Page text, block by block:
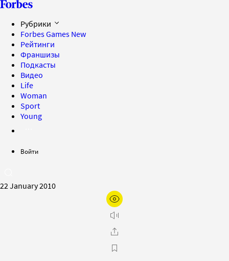
Рубрики
Forbes Games New
Рейтинги
Франшизы
Подкасты
Видео
Life
Woman
Sport
Young
Войти
22 January 2010